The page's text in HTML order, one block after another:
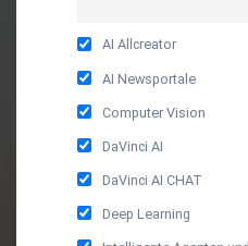
AI Allcreator
AI Newsportale
Computer Vision
DaVinci AI
DaVinci AI CHAT
Deep Learning